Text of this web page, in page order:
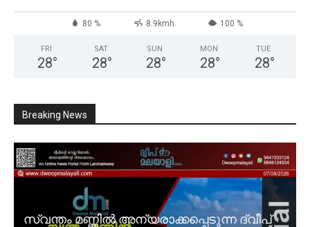
80 % 8.9kmh 100 %
FRI
28°
SAT
28°
SUN
28°
MON
28°
TUE
28°
Breaking News
സ്വന്തം മണ്ണിൽ അന്യരാക്കപ്പെടുന്ന ദ്വീപ്